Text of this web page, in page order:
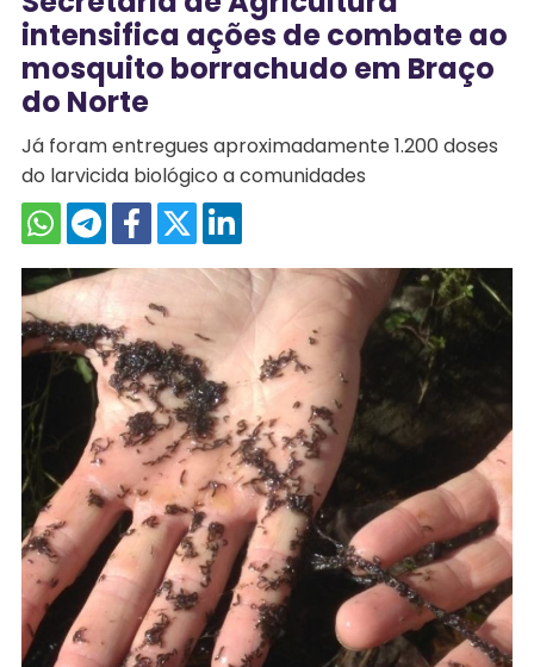
intensifica ações de combate ao
mosquito borrachudo em Braço
do Norte
Já foram entregues aproximadamente 1.200 doses
do larvicida biológico a comunidades